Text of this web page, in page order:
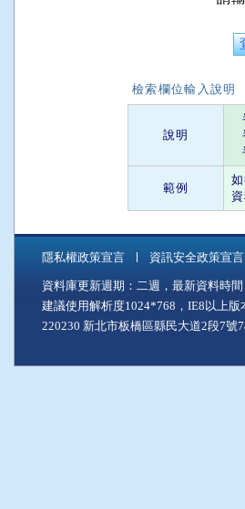
檢索欄位輸入說明
說明
範例
隱私權政策宣言 資訊安全政策宣言
資料庫更新週期：二週，最新資料時間
建議使用解析度1024*768，IE8以上版
220230 新北市板橋區縣民大道2段7